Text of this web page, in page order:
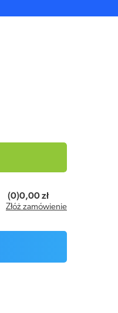
(0)0,00 zł
Złóż zamówienie